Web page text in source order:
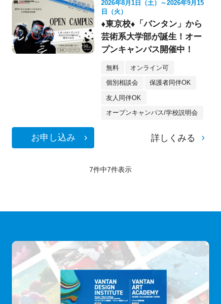
2026年8月1日（土）～2026年9月15
日（火）
♦東京校♦「バンタン」から
芸術系大学部が誕生！オー
プンキャンパス開催中！
無料 オンライン可
個別相談会 保護者同伴OK
友人同伴OK
オープンキャンパス/学校説明会
お申し込み 詳しくみる
7件中7件表示